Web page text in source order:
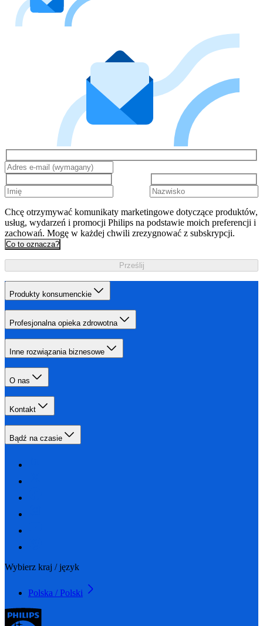
Chcę otrzymywać komunikaty marketingowe dotyczące produktów,
usług, wydarzeń i promocji Philips na podstawie moich preferencji i
zachowań. Mogę w każdej chwili zrezygnować z subskrypcji.
Co to oznacza?
Prześlij
Produkty konsumenckie
Profesjonalna opieka zdrowotna
Inne rozwiązania biznesowe
O nas
Kontakt
Bądź na czasie
Wybierz kraj / język
Polska / Polski